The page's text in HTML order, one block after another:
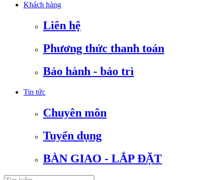
Khách hàng
Liên hệ
Phương thức thanh toán
Bảo hành - bảo trì
Tin tức
Chuyên môn
Tuyển dụng
BÀN GIAO - LẮP ĐẶT